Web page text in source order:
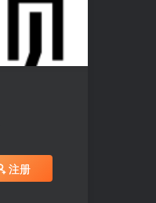
注册